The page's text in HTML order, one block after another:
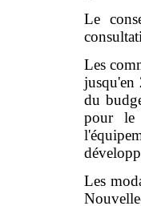
Le
Les
jusqu'en
du
pour le
Les